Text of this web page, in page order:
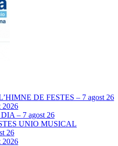
DE FESTES – 7 agost 26
2026
– 7 agost 26
UNIO MUSICAL
26
2026